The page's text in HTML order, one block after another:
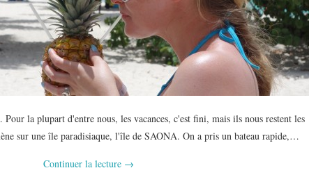
la plupart d'entre nous, les vacances, c'est fini, mais ils nous restent les
sur une île paradisiaque, l'île de SAONA. On a pris un bateau rapide,…
Continuer la lecture →